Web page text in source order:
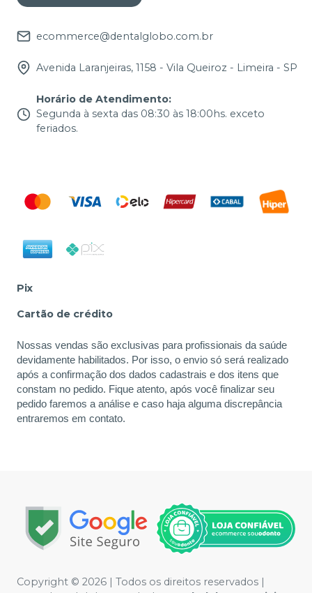
ecommerce@dentalglobo.com.br
Avenida Laranjeiras, 1158 - Vila Queiroz - Limeira - SP
Horário de Atendimento:
Segunda à sexta das 08:30 às 18:00hs. exceto
feriados.
Pix
Cartão de crédito
Nossas vendas são exclusivas para profissionais da saúde
devidamente habilitados. Por isso, o envio só será realizado
após a confirmação dos dados cadastrais e dos itens que
constam no pedido. Fique atento, após você finalizar seu
pedido faremos a análise e caso haja alguma discrepância
entraremos em contato.
Copyright © 2026 | Todos os direitos reservados |